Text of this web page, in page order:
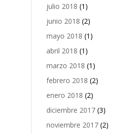
julio 2018 (1)
junio 2018 (2)
mayo 2018 (1)
abril 2018 (1)
marzo 2018 (1)
febrero 2018 (2)
enero 2018 (2)
diciembre 2017 (3)
noviembre 2017 (2)